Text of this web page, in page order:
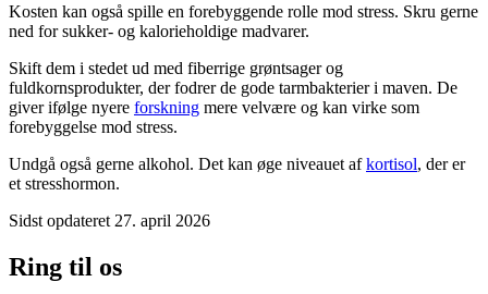
Kosten kan også spille en forebyggende rolle mod stress. Skru gerne
ned for sukker- og kalorieholdige madvarer.
Skift dem i stedet ud med fiberrige grøntsager og
fuldkornsprodukter, der fodrer de gode tarmbakterier i maven. De
giver ifølge nyere forskning mere velvære og kan virke som
forebyggelse mod stress.
Undgå også gerne alkohol. Det kan øge niveauet afkortisol, der er
et stresshormon.
Sidst opdateret 27. april 2026
Ring til os